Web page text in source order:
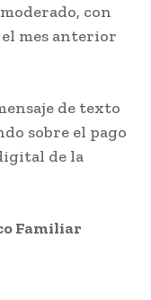
con
el mes anterior
de texto
sobre el pago
de la
Familiar